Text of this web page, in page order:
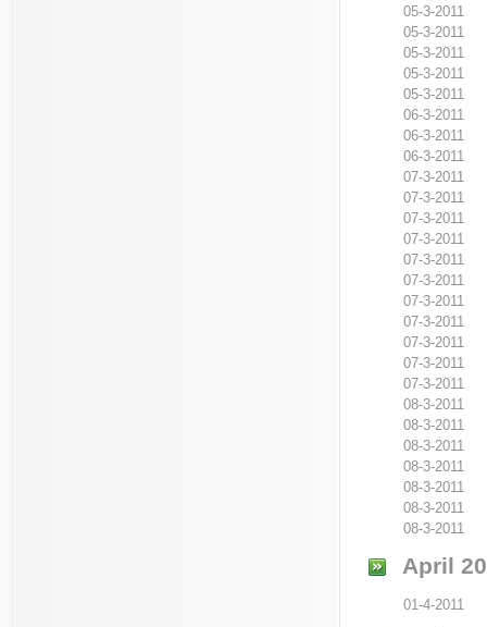
05-3-2011
05-3-2011
05-3-2011
05-3-2011
05-3-2011
06-3-2011
06-3-2011
06-3-2011
07-3-2011
07-3-2011
07-3-2011
07-3-2011
07-3-2011
07-3-2011
07-3-2011
07-3-2011
07-3-2011
07-3-2011
07-3-2011
08-3-2011
08-3-2011
08-3-2011
08-3-2011
08-3-2011
08-3-2011
08-3-2011
April
01-4-2011